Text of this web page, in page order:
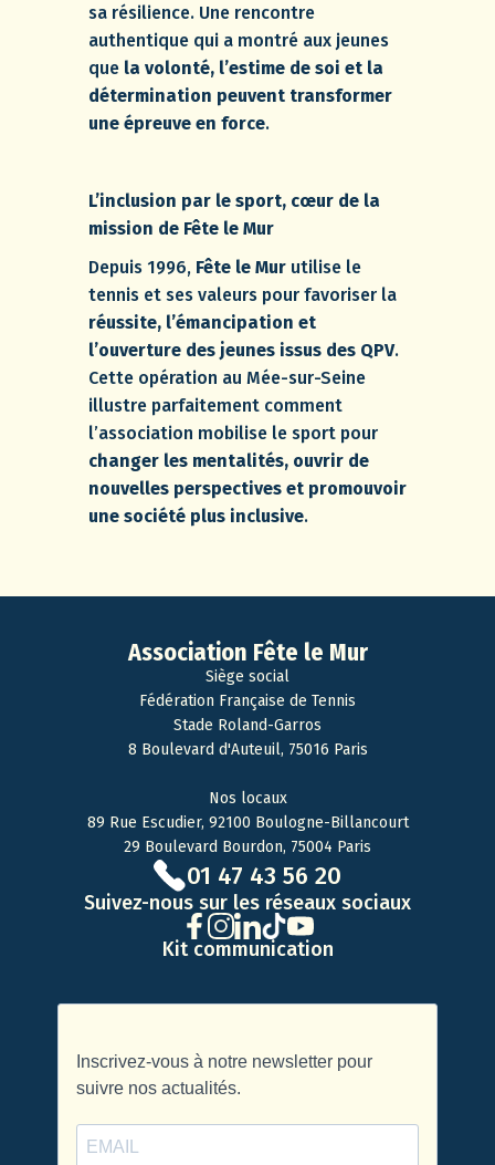
sa résilience. Une rencontre
authentique qui a montré aux jeunes
que la volonté, l’estime de soi et la
détermination peuvent transformer
une épreuve en force.
L’inclusion par le sport, cœur de la
mission de Fête le Mur
Depuis 1996, Fête le Mur utilise le
tennis et ses valeurs pour favoriser la
réussite, l’émancipation et
l’ouverture des jeunes issus des QPV.
Cette opération au Mée-sur-Seine
illustre parfaitement comment
l’association mobilise le sport pour
changer les mentalités, ouvrir de
nouvelles perspectives et promouvoir
une société plus inclusive.
Association Fête le Mur
Siège social
Fédération Française de Tennis
Stade Roland-Garros
8 Boulevard d'Auteuil, 75016 Paris
Nos locaux
89 Rue Escudier, 92100 Boulogne-Billancourt
29 Boulevard Bourdon, 75004 Paris
01 47 43 56 20
Suivez-nous sur les réseaux sociaux
Kit communication